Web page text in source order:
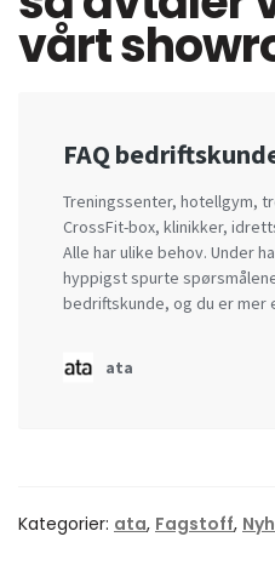
vårt
Kategorier: ata, Fagstoff,